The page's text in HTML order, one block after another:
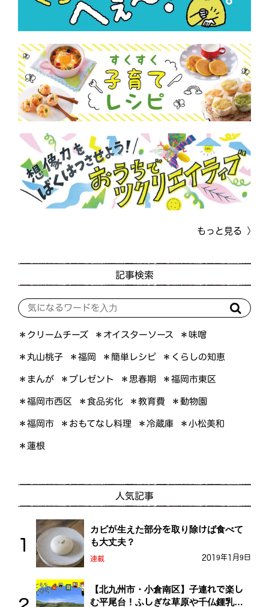
もっと見る
記事検索
＊クリームチーズ ＊オイスターソース ＊味噌
＊丸山桃子 ＊福岡 ＊簡単レシピ ＊くらしの知恵
＊まんが ＊プレゼント ＊思春期 ＊福岡市東区
＊福岡市西区 ＊食品劣化 ＊教育費 ＊動物園
＊福岡市 ＊おもてなし料理 ＊冷蔵庫 ＊小松美和
＊蓮根
人気記事
カビが生えた部分を取り除けば食べて
も大丈夫？
連載 2019年1月9日
【北九州市・小倉南区】子連れで楽し
む平尾台！ふしぎな草原や千仏鍾乳洞